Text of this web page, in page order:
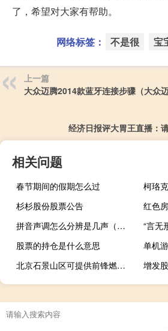
了，希望对大家有帮助。
网络标签： 不是很 宝
上一篇
大众迈腾2014款蓝牙连接步骤（大众
经济日报评大胃王直播：
相关问题
春节期间的假期怎么过
柯珞
杉杉股份股票公告
红色
拼音声调怎么分辨是几声（拼音声调怎么标）
“言无
股票的持仓是什么意思
单机
北京石景山区可提供前锋燃气灶维修服务地址在哪
增发